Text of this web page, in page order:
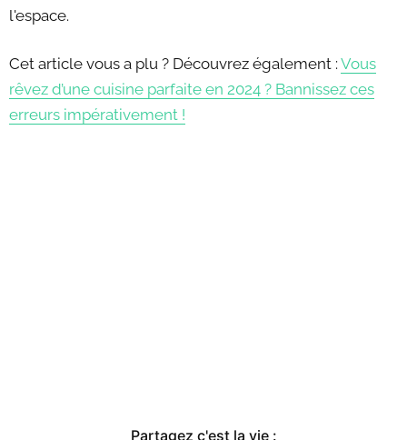
l'espace.
Cet article vous a plu ? Découvrez également : Vous
rêvez d’une cuisine parfaite en 2024 ? Bannissez ces
erreurs impérativement !
Partagez c'est la vie :